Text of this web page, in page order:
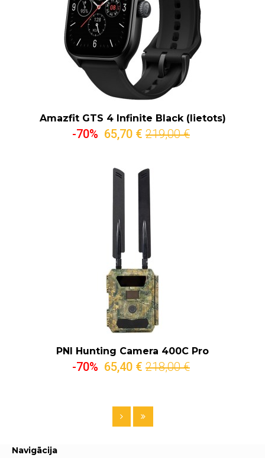
Amazfit GTS 4 Infinite Black (lietots)
-70% 65,70 € 219,00 €
PNI Hunting Camera 400C Pro
-70% 65,40 € 218,00 €
Navigācija